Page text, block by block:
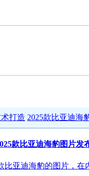
打造 2025款比亚迪海
款比亚迪海豹图片发
比亚迪海豹的图片，在